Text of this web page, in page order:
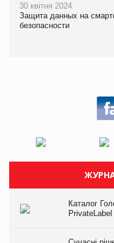
30 квітня 2024
Защита данных на
безопасности
Каталог